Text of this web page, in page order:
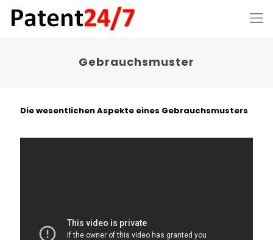
Gebrauchsmuster
Die wesentlichen Aspekte eines Gebrauchsmusters